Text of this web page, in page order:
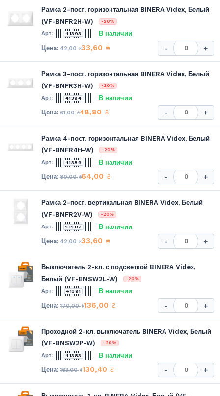
Рамка 2-пост. горизонтальная BINERA Videx, Белый
(VF-BNFR2H-W)
-20%
41393 В наличии
42,00₴33,60 ₴ - +
Рамка 3-пост. горизонтальная BINERA Videx, Белый
(VF-BNFR3H-W)
-20%
41394 В наличии
61,00₴48,80 ₴ - +
Рамка 4-пост. горизонтальная BINERA Videx, Белый
(VF-BNFR4H-W)
-20%
41389 В наличии
80,00₴64,00 ₴ - +
Рамка 2-пост. вертикальная BINERA Videx, Белый
(VF-BNFR2V-W)
-20%
41402 В наличии
42,00₴33,60 ₴ - +
Выключатель 2-кл. с подсветкой BINERA Videx,
Белый (VF-BNSW2L-W)
-20%
41391 В наличии
170,00₴136,00 ₴ - +
Проходной 2-кл. выключатель BINERA Videx, Белый
(VF-BNSW2P-W)
-20%
41383 В наличии
163,00₴130,40 ₴ - +